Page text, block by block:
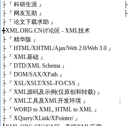
├ 『 科研生涯 』
├ 『 网友互助 』
├ 『 论文下载求助 』
╋XML.ORG.CN讨论区 - XML技术
├ 『 精华版 』
├ 『 HTML/XHTML/Ajax/Web 2.0/Web 3.0 』
├ 『 XML基础 』
├ 『 DTD/XML Schema 』
├ 『 DOM/SAX/XPath 』
├ 『 XSL/XSLT/XSL-FO/CSS 』
├ 『 XML源码及示例(仅原创和转载) 』
├ 『 XML工具及XML开发环境 』
├ 『 WORD to XML, HTML to XML 』
├ 『 XQuery/XLink/XPointer/ 』
├
├